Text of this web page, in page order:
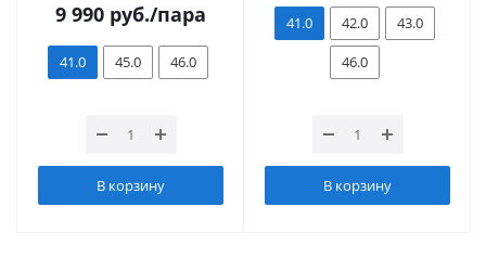
9 990 руб./пара
41.0 45.0 46.0
В корзину
41.0 42.0
43.0
46.0
В корзину